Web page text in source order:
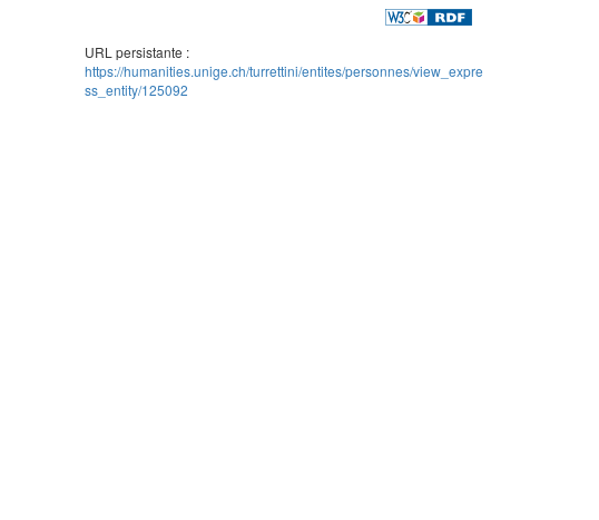
URL persistante :
https://humanities.unige.ch/turrettini/entites/personnes/view_expre
ss_entity/125092